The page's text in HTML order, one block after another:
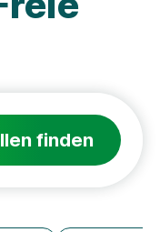
finden